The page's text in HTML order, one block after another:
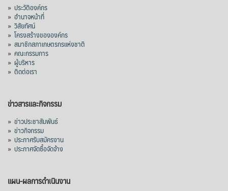
» ประวัติองค์กร
» อำนาจหน้าที่
» วิสัยทัศน์
» โครงสร้างขององค์กร
» สมาชิกสภาเกษตรกรแห่งชาติ
» คณะกรรมการ
» ผู้บริหาร
» ติดต่อเรา
ข่าวสารและกิจกรรม
» ข่าวประชาสัมพันธ์
» ข่าวกิจกรรม
» ประกาศรับสมัครงาน
» ประกาศจัดซื้อจัดจ้าง
แผน-ผลการดำเนินงาน